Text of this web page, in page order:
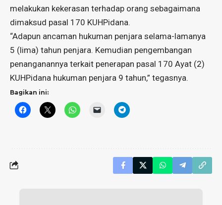
melakukan kekerasan terhadap orang sebagaimana
dimaksud pasal 170 KUHPidana.
“Adapun ancaman hukuman penjara selama-lamanya
5 (lima) tahun penjara. Kemudian pengembangan
penanganannya terkait penerapan pasal 170 Ayat (2)
KUHPidana hukuman penjara 9 tahun,” tegasnya.
Bagikan ini: